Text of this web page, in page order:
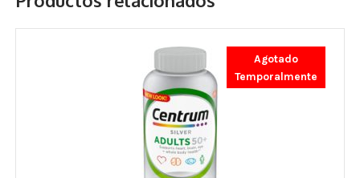
Agotado
Temporalmente